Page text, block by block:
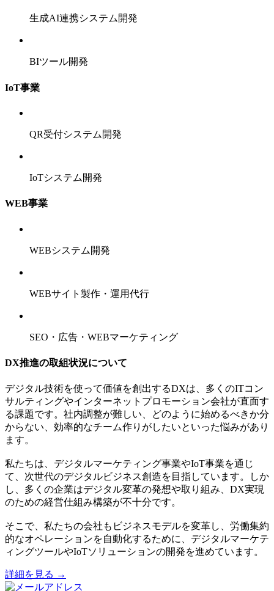
生成AI連携システム開発
BIツール開発
IoT事業
QR受付システム開発
IoTシステム開発
WEB事業
WEBシステム開発
WEBサイト製作・運用代行
SEO・広告・WEBマーケティング
DX推進の取組状況について
デジタル技術を使って価値を創出するDXは、多くのITコン
サルティングやインターネットプロモーション会社が直面す
る課題です。社内調整が難しい、どのように始めるべきか分
からない、効率的なチーム作りがしたいといった悩みがあり
ます。
私たちは、デジタルマーケティング事業やIoT事業を通じ
て、次世代のデジタルビジネス創造を目指しています。しか
し、多くの企業はデジタル変革の発想や取り組み、DX実現
のための経営仕組み構築が不十分です。
そこで、私たちの会社もビジネスモデルを変革し、労働集約
的なオペレーションを自動化するために、デジタルマーケテ
ィングツールやIoTソリューションの開発を進めています。
詳細を見る →